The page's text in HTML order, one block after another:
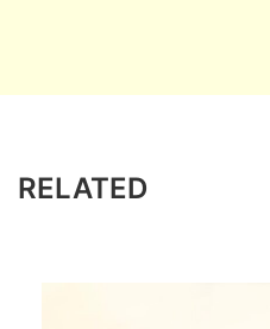
RELATED